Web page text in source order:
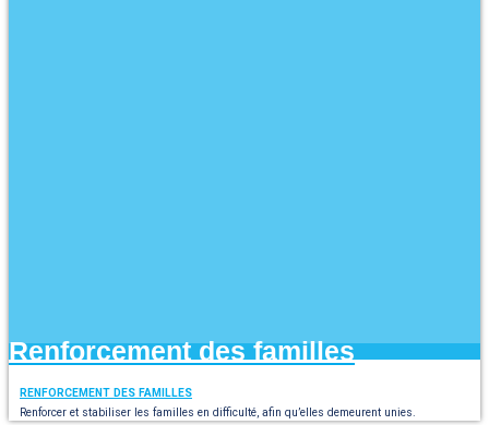
Renforcement des familles
RENFORCEMENT DES FAMILLES
Renforcer et stabiliser les familles en difficulté, afin qu’elles demeurent unies.